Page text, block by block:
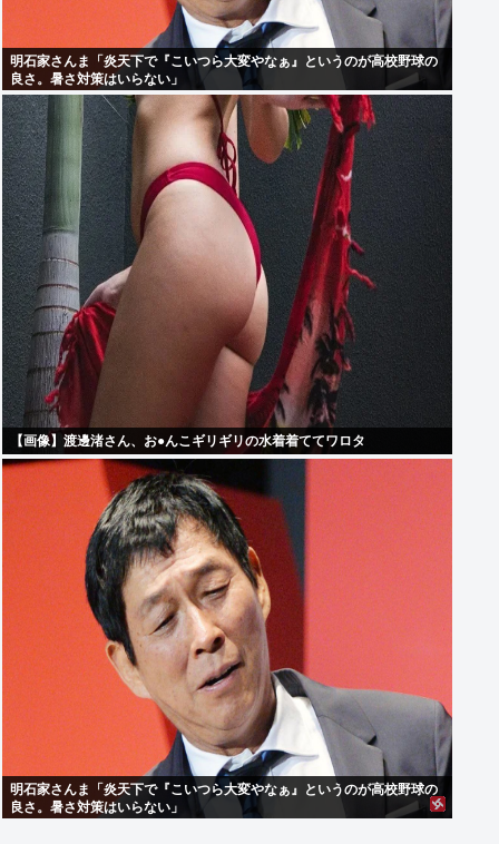
明石家さんま「炎天下で『こいつら大変やなぁ』というのが高校野球の
良さ。暑さ対策はいらない」
【画像】渡邊渚さん、お●んこギリギリの水着着ててワロタ
明石家さんま「炎天下で『こいつら大変やなぁ』というのが高校野球の
良さ。暑さ対策はいらない」